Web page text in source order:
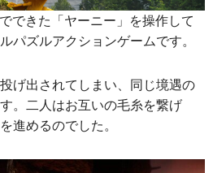
できた「ヤーニー」を操作して
パズルアクションゲームです。
げ出されてしまい、同じ境遇の
。二人はお互いの毛糸を繋げ
進めるのでした。